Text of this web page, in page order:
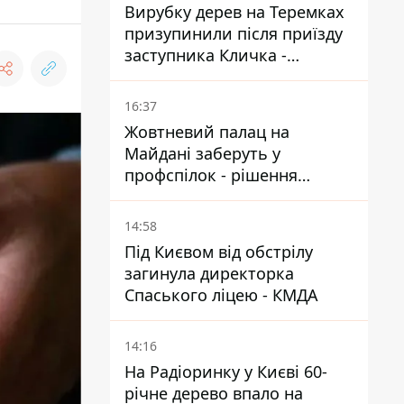
Вирубку дерев на Теремках
призупинили після приїзду
заступника Кличка -
почався діалог
16:37
Жовтневий палац на
Майдані заберуть у
профспілок - рішення
Господарського суду
14:58
Під Києвом від обстрілу
загинула директорка
Спаського ліцею - КМДА
14:16
На Радіоринку у Києві 60-
річне дерево впало на